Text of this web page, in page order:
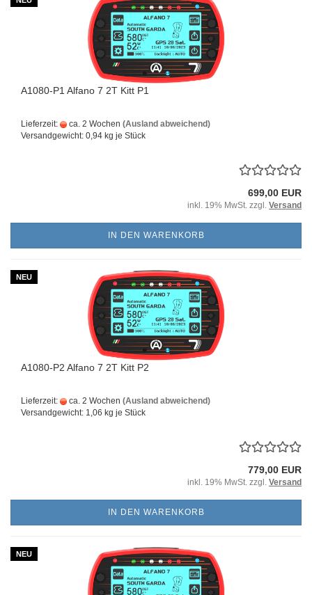
A1080-P1 Alfano 7 2T Kitt P1
Lieferzeit: ca. 2 Wochen (Ausland abweichend)
Versandgewicht: 0,94 kg je Stück
699,00 EUR
inkl. 19% MwSt. zzgl. Versand
IN DEN WARENKORB
NEU
A1080-P2 Alfano 7 2T Kitt P2
Lieferzeit: ca. 2 Wochen (Ausland abweichend)
Versandgewicht: 1,06 kg je Stück
779,00 EUR
inkl. 19% MwSt. zzgl. Versand
IN DEN WARENKORB
NEU